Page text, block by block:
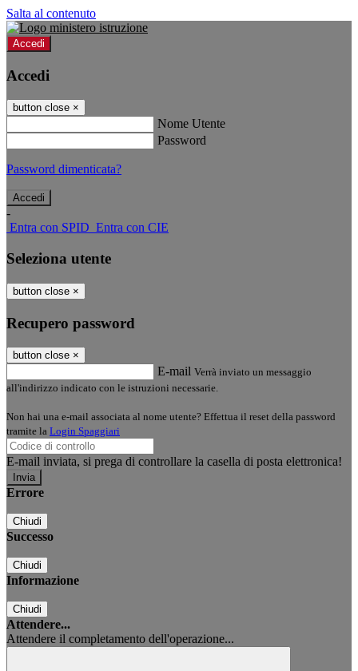
Salta al contenuto
Accedi
Accedi
button close ×
Nome Utente
Password
Password dimenticata?
-
Entra con SPID Entra con CIE
Seleziona utente
button close ×
Recupero password
button close ×
E-mail Verrà inviato un messaggio
all'indirizzo indicato con le istruzioni necessarie.
Non hai una e-mail associata al nome utente? Effettua il reset della password
tramite la Login Spaggiari
E-mail inviata, si prega di controllare la casella di posta elettronica!
Errore
Chiudi
Successo
Chiudi
Informazione
Chiudi
Attendere...
Attendere il completamento dell'operazione...